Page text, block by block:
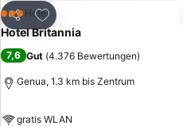
Teilen
Zu Favoriten hinzufügen
3 SterneHotel
Hotel Britannia
7,6 Gut (4.376 Bewertungen)
Genua, 1.3 km bis Zentrum
gratis WLAN